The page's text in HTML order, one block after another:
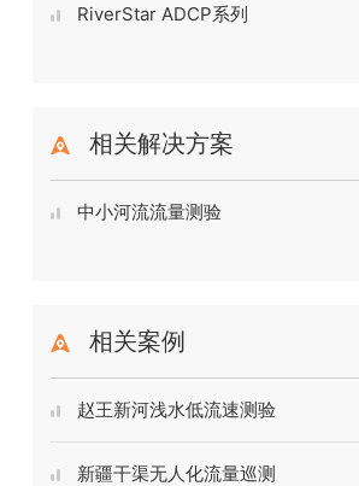
RiverStar ADCP系列
相关解决方案
中小河流流量测验
相关案例
赵王新河浅水低流速测验
新疆干渠无人化流量巡测